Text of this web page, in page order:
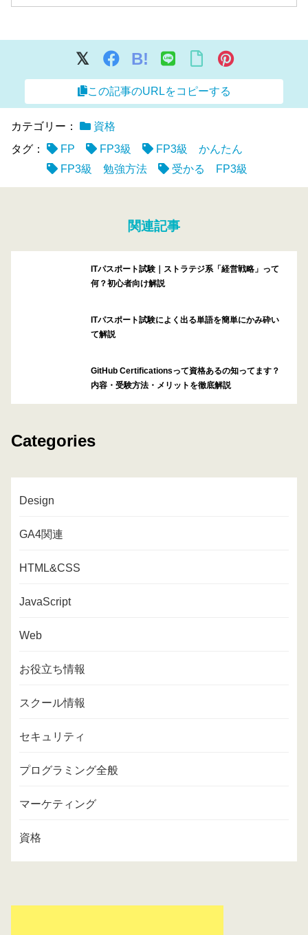
B!
この記事のURLをコピーする
カテゴリー：
資格
タグ：
FP FP3級
FP3級 かんたん
FP3級 勉強方法
受かる FP3級
関連記事
ITパスポート試験｜ストラテジ系「経営戦略」って
何？初心者向け解説
ITパスポート試験によく出る単語を簡単にかみ砕い
て解説
GitHub Certificationsって資格あるの知ってます？
内容・受験方法・メリットを徹底解説
Categories
Design
GA4関連
HTML&CSS
JavaScript
Web
お役立ち情報
スクール情報
セキュリティ
プログラミング全般
マーケティング
資格